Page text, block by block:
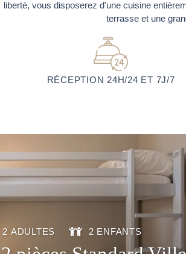
liberté, vous disposerez d'une cuisine
terrasse et une
RÉCEPTION 24H/24 ET 7J/7
2 ADULTES 2 ENFANTS